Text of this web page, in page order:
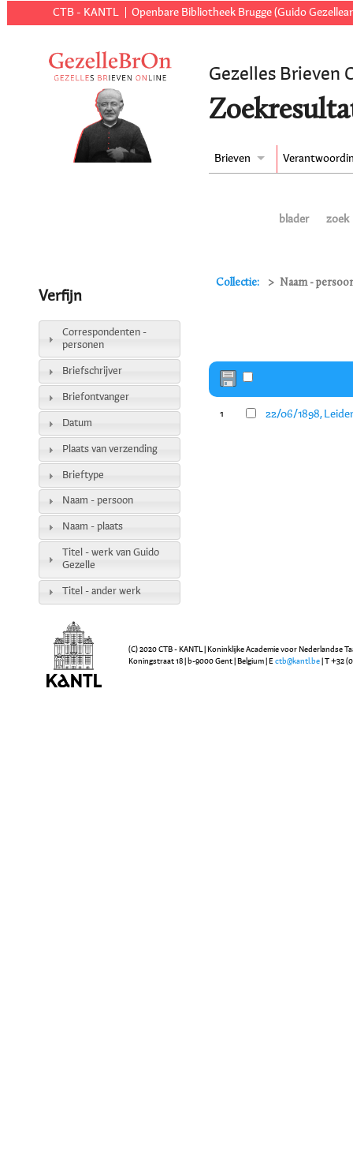
CTB - KANTL Openbare Bibliotheek Brugge (Guido
Gezelles Brieven
Brieven
blader zoek
Collectie: Naam -
1 22/06/1898,
Verfijn
Correspondenten -
personen
Briefschrijver
Briefontvanger
Datum
Plaats van verzending
Brieftype
Naam - persoon
Naam - plaats
Titel - werk van Guido
Gezelle
Titel - ander werk
(C) 2020 CTB - KANTL | Koninklijke Academie voor Nederlandse
Koningstraat 18 | b-9000 Gent | Belgium | E ctb@kantl.be | T +32